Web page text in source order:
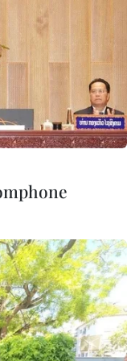
#thuốc lá điếu